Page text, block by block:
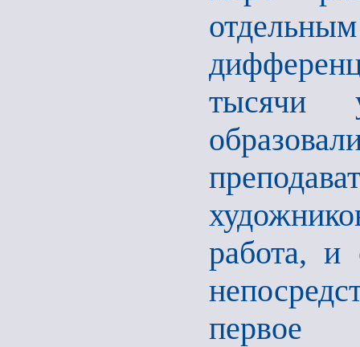
тысячи
работа, и
первое